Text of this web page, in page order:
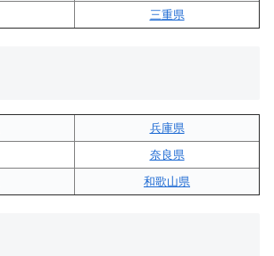
三重県
兵庫県
奈良県
和歌山県